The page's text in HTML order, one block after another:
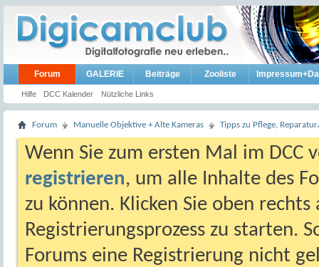
Forum
Hilfe DCC Kalender Nützliche Links
GALERIE Beiträge Zooliste
Forum Manuelle Objektive + Alte Kameras Tipps zu Pflege,
Wenn Sie zum ersten Mal im DCC
registrieren, um alle Inhalte des
zu können. Klicken Sie oben
Registrierungsprozess zu starten.
Forums eine Registrierung nicht